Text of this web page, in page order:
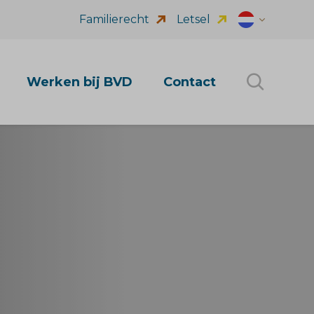
Werken bij BVD Contact
Familierecht Letsel Dutch